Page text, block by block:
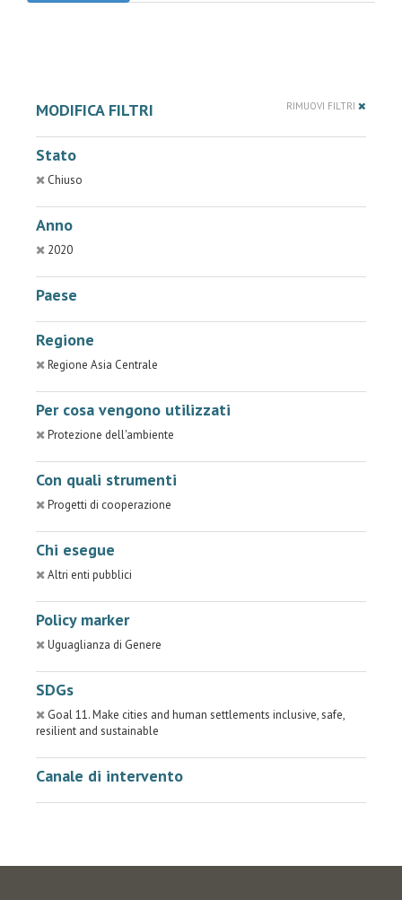
MODIFICA FILTRI RIMUOVI FILTRI
Stato
Chiuso
Anno
2020
Paese
Regione
Regione Asia Centrale
Per cosa vengono utilizzati
Protezione dell'ambiente
Con quali strumenti
Progetti di cooperazione
Chi esegue
Altri enti pubblici
Policy marker
Uguaglianza di Genere
SDGs
Goal 11. Make cities and human settlements inclusive, safe,
resilient and sustainable
Canale di intervento